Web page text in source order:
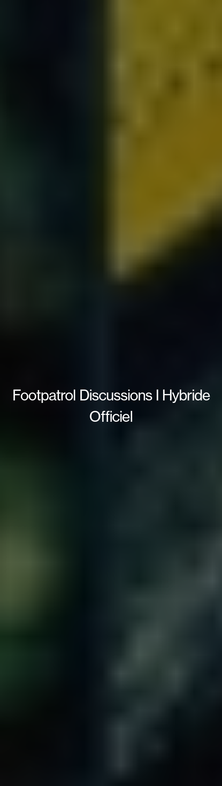
Footpatrol Discussions I Hybride
Officiel